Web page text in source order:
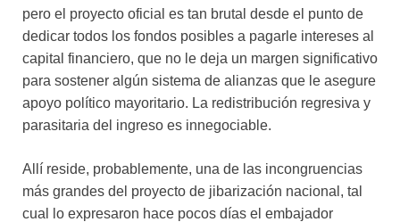
pero el proyecto oficial es tan brutal desde el punto de
dedicar todos los fondos posibles a pagarle intereses al
capital financiero, que no le deja un margen significativo
para sostener algún sistema de alianzas que le asegure
apoyo político mayoritario. La redistribución regresiva y
parasitaria del ingreso es innegociable.
Allí reside, probablemente, una de las incongruencias
más grandes del proyecto de jibarización nacional, tal
cual lo expresaron hace pocos días el embajador